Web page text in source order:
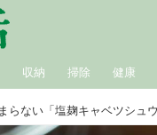
収納 掃除 健康